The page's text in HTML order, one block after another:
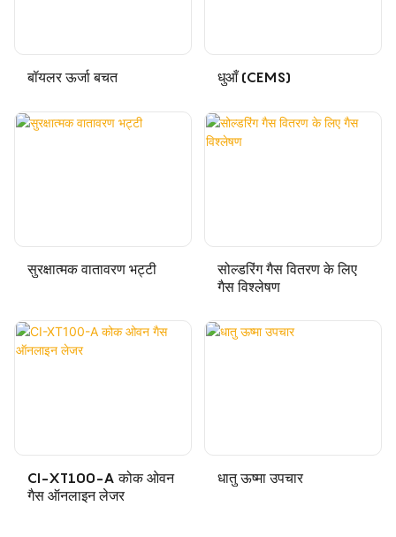
बॉयलर ऊर्जा बचत धुआँ (CEMS)
सुरक्षात्मक वातावरण भट्टी
सोल्डरिंग गैस वितरण के लिए
गैस विश्लेषण
CI-XT100-A कोक ओवन
गैस ऑनलाइन लेजर
धातु ऊष्मा उपचार